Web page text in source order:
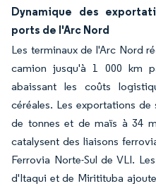
Dynamique des
ports de l'Arc Nord
Les terminaux de l'Arc Nord
camion jusqu'à 1 000 km
abaissant les coûts
céréales. Les exportations
de tonnes et de maïs à 34
catalysent des liaisons
Ferrovia Norte-Sul de VLI.
d'Itaqui et de Miritituba